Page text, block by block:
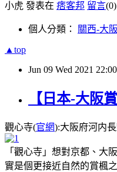
小虎 發表在 痞客邦 留言(0)
個人分類： 關西-大阪
▲top
Jun 09 Wed 2021 22:00
【日本-大阪
觀心寺(官網):大阪府河内
「觀心寺」想對京都、大
實是個更接近自然的賞楓